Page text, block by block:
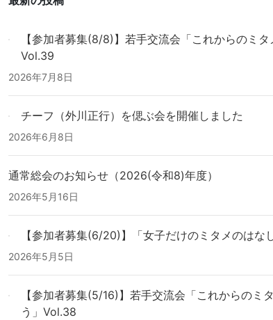
【参加者募集(8/8)】若手交流会「これからのミタ
Vol.39
2026年7月8日
チーフ（外川正行）を偲ぶ会を開催しました
2026年6月8日
通常総会のお知らせ（2026(令和8)年度）
2026年5月16日
【参加者募集(6/20)】「女子だけのミタメのはな
2026年5月5日
【参加者募集(5/16)】若手交流会「これからのミ
う」Vol.38